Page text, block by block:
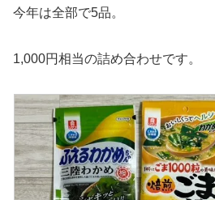
今年は全部で5品。
1,000円相当の詰め合わせです。